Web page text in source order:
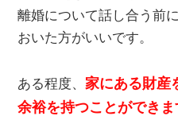
離婚について話し合う前
おいた方がいいです。
ある程度、家にある財産
余裕を持つことができま